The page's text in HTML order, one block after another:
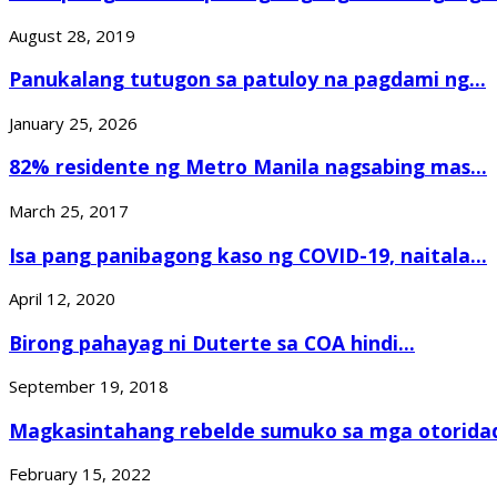
August 28, 2019
Panukalang tutugon sa patuloy na pagdami ng...
January 25, 2026
82% residente ng Metro Manila nagsabing mas...
March 25, 2017
Isa pang panibagong kaso ng COVID-19, naitala...
April 12, 2020
Birong pahayag ni Duterte sa COA hindi...
September 19, 2018
Magkasintahang rebelde sumuko sa mga
February 15, 2022